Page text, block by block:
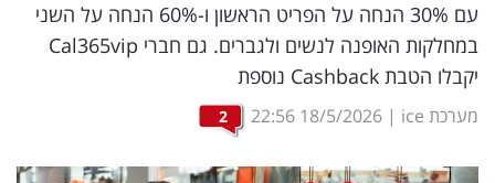
שיווק
ופרסום
משפט
מדדים
עם 30% הנחה על הפריט הראשון ו-60% הנחה על השני
במחלקות האופנה לנשים ולגברים. גם חברי Cal365vip
יקבלו הטבת Cashback נוספת
מערכת ice |
18/5/2026
22:56
2